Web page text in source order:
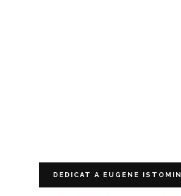
DEDICAT A EUGENE ISTOMIN